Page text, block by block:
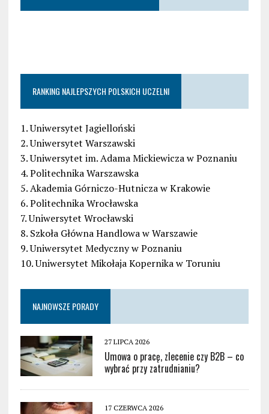
RANKING NAJLEPSZYCH POLSKICH UCZELNI
1. Uniwersytet Jagielloński
2. Uniwersytet Warszawski
3. Uniwersytet im. Adama Mickiewicza w Poznaniu
4. Politechnika Warszawska
5. Akademia Górniczo-Hutnicza w Krakowie
6. Politechnika Wrocławska
7. Uniwersytet Wrocławski
8. Szkoła Główna Handlowa w Warszawie
9. Uniwersytet Medyczny w Poznaniu
10. Uniwersytet Mikołaja Kopernika w Toruniu
NAJNOWSZE PORADY
27 LIPCA 2026
Umowa o pracę, zlecenie czy B2B – co
wybrać przy zatrudnianiu?
17 CZERWCA 2026